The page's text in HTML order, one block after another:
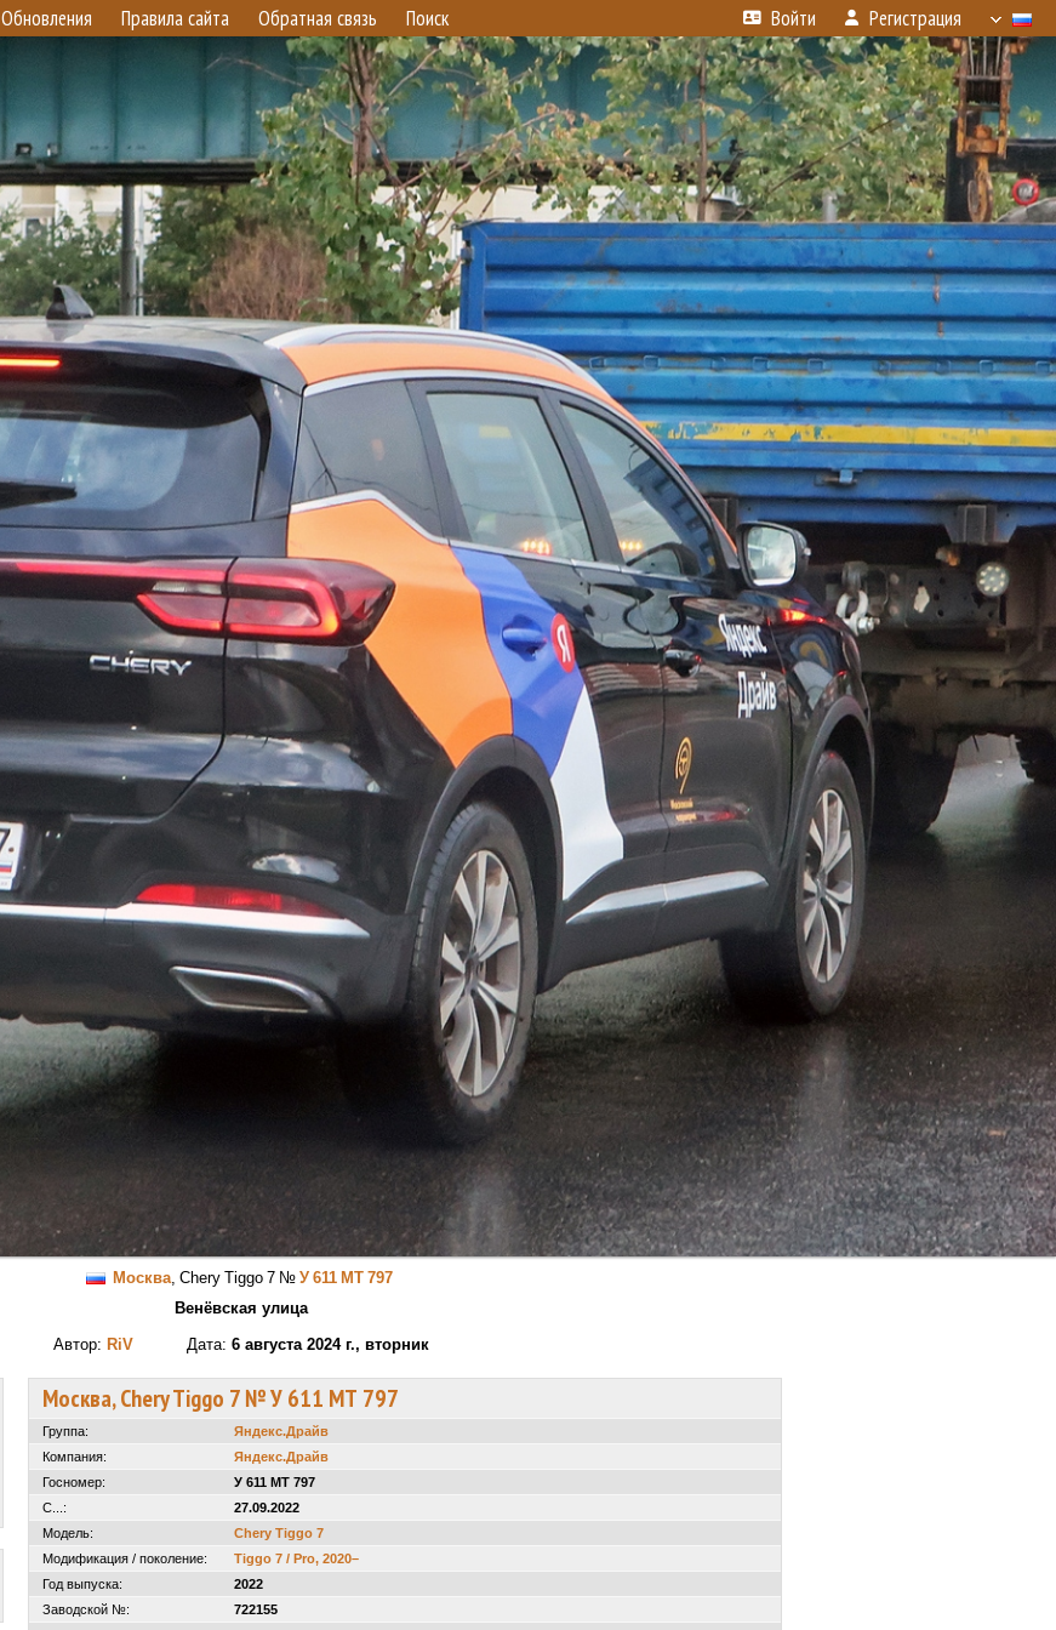
Обновления Правила сайта Обратная связь Поиск Войти Регистрация
Москва, Chery Tiggo 7 № У 611 МТ 797
Венёвская улица
Автор: RiV Дата: 6 августа 2024 г., вторник
Москва, Chery Tiggo 7 № У 611 МТ 797
Группа:
Яндекс.Драйв
Компания:
Яндекс.Драйв
Госномер:
У 611 МТ 797
С...:
27.09.2022
Модель:
Chery Tiggo 7
Модификация / поколение:
Tiggo 7 / Pro, 2020–
Год выпуска:
2022
Заводской №:
722155